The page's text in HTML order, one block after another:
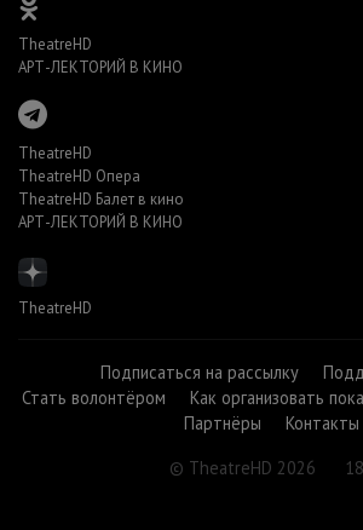
TheatreHD
АРТ-ЛЕКТОРИЙ В КИНО
TheatreHD
TheatreHD Опера
TheatreHD Балет в кино
АРТ-ЛЕКТОРИЙ В КИНО
TheatreHD
Подписаться на рассылку
Стать волонтёром
Как организовать
Партнёры
Контакты
© TheatreHD 2026